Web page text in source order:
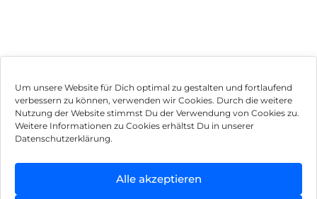
Um unsere Website für Dich optimal zu gestalten und fortlaufend
verbessern zu können, verwenden wir Cookies. Durch die weitere
Nutzung der Website stimmst Du der Verwendung von Cookies zu.
Weitere Informationen zu Cookies erhältst Du in unserer
Datenschutzerklärung.
Alle akzeptieren
Impressum